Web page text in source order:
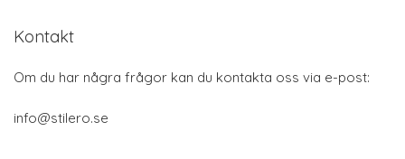
Kontakt
Om du har några frågor kan du kontakta oss via e-post:
info@stilero.se